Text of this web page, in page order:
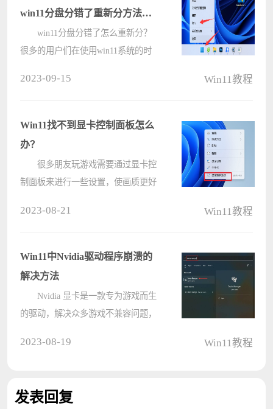
窝网络新开关????
win11分盘分错了重新分方法教
win11分盘分错了怎么重新分？
很多的用户们在使用win11系统的时
win11分盘分错了重新分方法教程
吧。 ????
2023-09-15 Win11教程
Win11找不到显卡控制面板怎么
办？
很多朋友玩游戏需要通过显卡控
制面板来进行一些设置，使画质更好
细给朋友们进行介绍。 Win11找
不????
2023-08-21 Win11教程
Win11中Nvidia驱动程序崩溃的
解决方法
Nvidia 显卡是一款专为游戏而生
的驱动，解决众多游戏不兼容问题，
原????
2023-08-19 Win11教程
发表回复